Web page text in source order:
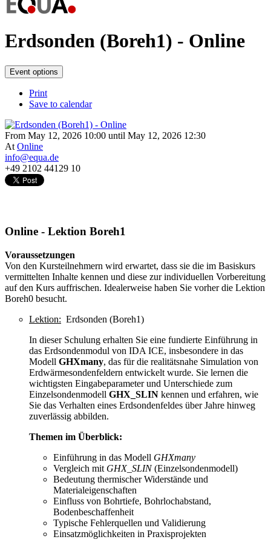
Erdsonden (Boreh1) - Online
Event options
Print
Save to calendar
From May 12, 2026 10:00 until May 12, 2026 12:30
At Online
info@equa.de
+49 2102 44129 10
Online - Lektion Boreh1
Voraussetzungen
Von den Kursteilnehmern wird erwartet, dass sie die im Basiskurs
vermittelten Inhalte kennen und diese zur individuellen Vorbereitung
auf den Kurs auffrischen. Idealerweise haben Sie vorher die Lektion
Boreh0 besucht.
Lektion: Erdsonden (Boreh1)
In dieser Schulung erhalten Sie eine fundierte Einführung in
das Erdsondenmodul von IDA ICE, insbesondere in das
Modell GHXmany, das für die realitätsnahe Simulation von
Erdwärmesondenfeldern entwickelt wurde. Sie lernen die
wichtigsten Eingabeparameter und Unterschiede zum
Einzelsondenmodell GHX_SLIN kennen und erfahren, wie
Sie das Verhalten eines Erdsondenfeldes über Jahre hinweg
zuverlässig abbilden.
Themen im Überblick:
Einführung in das Modell GHXmany
Vergleich mit GHX_SLIN(Einzelsondenmodell)
Bedeutung thermischer Widerstände und
Materialeigenschaften
Einfluss von Bohrtiefe, Bohrlochabstand,
Bodenbeschaffenheit
Typische Fehlerquellen und Validierung
Einsatzmöglichkeiten in Praxisprojekten